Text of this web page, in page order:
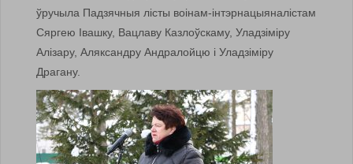
ўручыла Падзячныя лісты воінам-інтэрнацыяналістам
Сяргею Івашку, Вацлаву Казлоўскаму, Уладзіміру
Алізару, Аляксандру Андралойцю і Уладзіміру
Драгану.